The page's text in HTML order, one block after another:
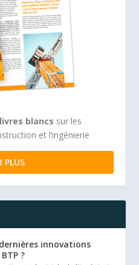
blancs sur les
et l’ingénierie
PLUS
innovations
?